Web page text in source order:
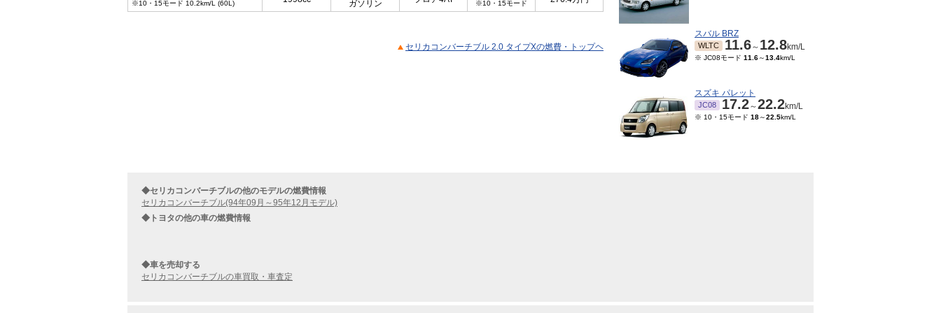
※10・15モード 10.2km/L (60L)
ガソリン
※10・15モード
セリカコンバーチブル 2.0 タイプXの燃費・トップヘ
スバル BRZ
WLTC 11.6～ 12.8km/L
※ JC08モード 11.6～13.4km/L
スズキ パレット
JC08 17.2～22.2km/L
※ 10・15モード 18～22.5km/L
◆セリカコンバーチブルの他のモデルの燃費情報
セリカコンバーチブル(94年09月～95年12月モデル)
◆トヨタの他の車の燃費情報
◆車を売却する
セリカコンバーチブルの車買取・車査定